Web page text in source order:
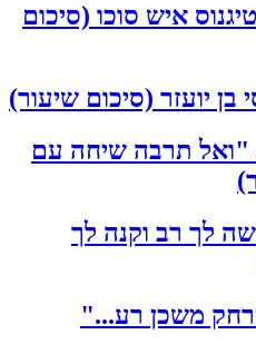
איש סוכו (סיכום
יועזר (סיכום שיעור)
תרבה שיחה עם
לך רב וקנה לך
משכן רע..."